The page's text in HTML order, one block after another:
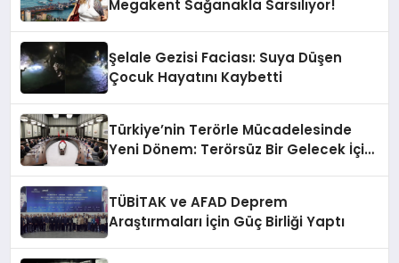
Megakent Sağanakla Sarsılıyor!
Şelale Gezisi Faciası: Suya Düşen
Çocuk Hayatını Kaybetti
Türkiye’nin Terörle Mücadelesinde
Yeni Dönem: Terörsüz Bir Gelecek İçin
TÜBİTAK ve AFAD Deprem
Araştırmaları İçin Güç Birliği Yaptı